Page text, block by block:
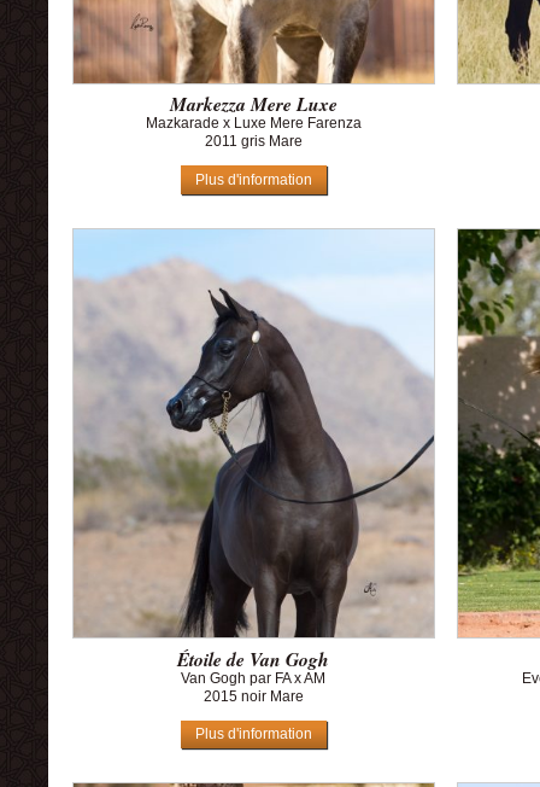
Markezza Mere Luxe
Mazkarade x Luxe Mere Farenza
2011 gris Mare
Plus d'information
Étoile de Van Gogh
Van Gogh par FA x AM
2015 noir Mare
Plus d'information